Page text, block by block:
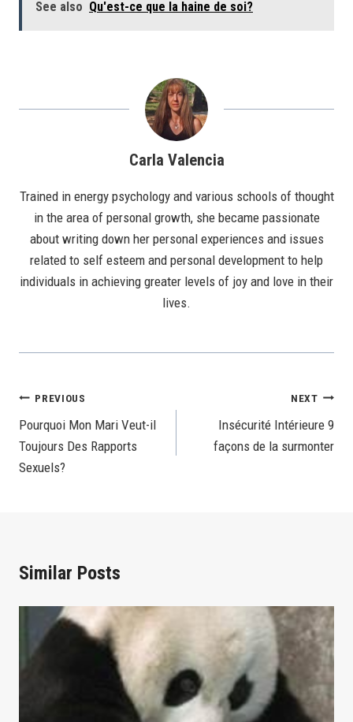
See also Qu'est-ce que la haine de soi?
Carla Valencia
Trained in energy psychology and various schools of thought
in the area of personal growth, she became passionate
about writing down her personal experiences and issues
related to self esteem and personal development to help
individuals in achieving greater levels of joy and love in their
lives.
Post
Navigation
PREVIOUS
Pourquoi Mon Mari Veut-il
Toujours Des Rapports
Sexuels?
NEXT
Insécurité Intérieure 9
façons de la surmonter
Similar Posts